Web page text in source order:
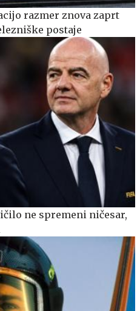
razmer znova zaprt
postaje
ne spremeni ničesar,